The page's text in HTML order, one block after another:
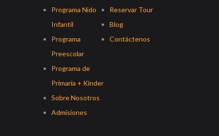
Programa Nido
Infantil
Programa
Preescolar
Programa de
Primaria + Kinder
Sobre Nosotros
Admisiones
Reservar Tour
Blog
Contáctenos